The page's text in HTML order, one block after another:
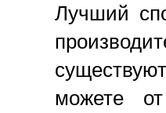
Лучший
можете